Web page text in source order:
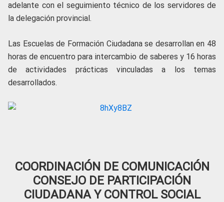
adelante con el seguimiento técnico de los servidores de
la delegación provincial.
Las Escuelas de Formación Ciudadana se desarrollan en 48
horas de encuentro para intercambio de saberes y 16 horas
de actividades prácticas vinculadas a los temas
desarrollados.
COORDINACIÓN DE COMUNICACIÓN
CONSEJO DE PARTICIPACIÓN
CIUDADANA Y CONTROL SOCIAL